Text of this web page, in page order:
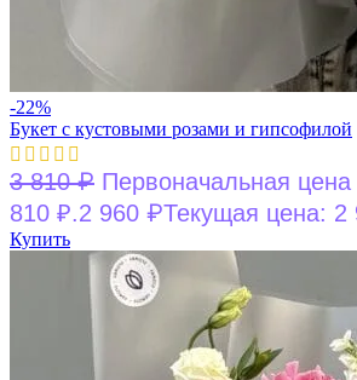
-22%
Букет с кустовыми розами и гипсофилой
3 810₽ Первоначальная
810 ₽.2 960 ₽Текущая цена: 2
Купить